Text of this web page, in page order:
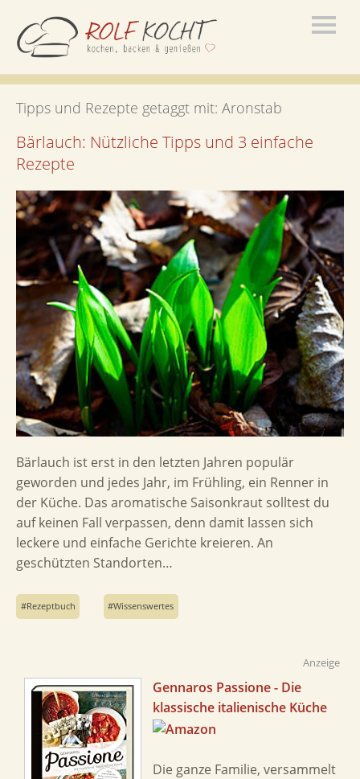
Tipps und Rezepte getaggt mit: Aronstab
Bärlauch: Nützliche Tipps und 3 einfache
Rezepte
Bärlauch ist erst in den letzten Jahren populär
geworden und jedes Jahr, im Frühling, ein Renner in
der Küche. Das aromatische Saisonkraut solltest du
auf keinen Fall verpassen, denn damit lassen sich
leckere und einfache Gerichte kreieren. An
geschützten Standorten…
Rezeptbuch Wissenswertes
Anzeige
Gennaros Passione - Die
klassische italienische Küche
Die ganze Familie, versammelt